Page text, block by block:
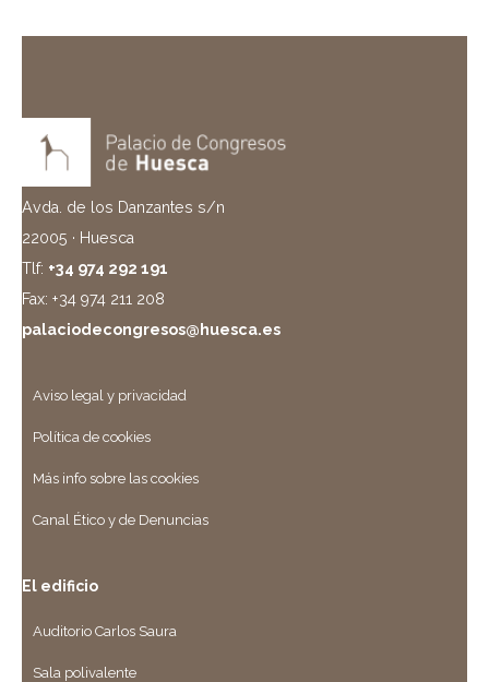
Avda. de los Danzantes s/n
22005 · Huesca
Tlf: +34 974 292 191
Fax: +34 974 211 208
palaciodecongresos@huesca.es
Aviso legal y privacidad
Política de cookies
Más info sobre las cookies
Canal Ético y de Denuncias
El edificio
Auditorio Carlos Saura
Sala polivalente